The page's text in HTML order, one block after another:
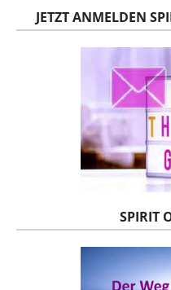
JETZT ANMELDEN
SPIRIT